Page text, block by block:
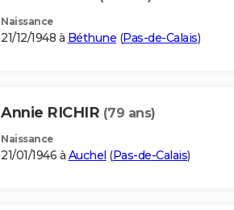
Naissance
21/12/1948 à Béthune (Pas-de-Calais)
Annie RICHIR (79 ans)
Naissance
21/01/1946 à Auchel (Pas-de-Calais)